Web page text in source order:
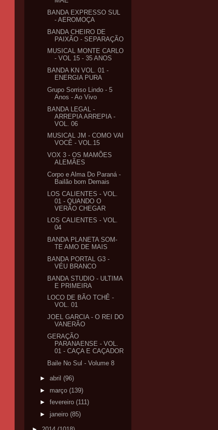
BANDA EXPRESSO SUL
- AEROMOÇA
BANDA CHEIRO DE
PAIXÃO - SEPARAÇÃO
MUSICAL MONTE CARLO
- VOL 15 - 35 ANOS
BANDA KN VOL. 01 -
ENERGIA PURA
Grupo Sorriso Lindo - 5
Anos - Ao Vivo
BANDA LEGAL -
ARREPIA ARREPIA -
VOL. 06
MUSICAL JM - COMO VAI
VOCÊ - VOL.15
VOX 3 - OS MAMÕES
ALEMÃES
Corpo e Alma Do Paraná -
Bailão bom Demais
LOS CALIENTES - VOL.
01 - QUANDO O
VERÃO CHEGAR
LOS CALIENTES - VOL.
04
BANDA PLANETA SOM-
TE AMO DE MAIS
BANDA PORTAL G3 -
VÉU BRANCO
BANDA STUDIO - ULTIMA
E PRIMEIRA
LOCO DE BÃO TCHÊ -
VOL. 01
JOEL GARCIA - O REI DO
VANERÃO
GERAÇÃO
PARANAENSE - VOL.
01 - CAÇA E CAÇADOR
Baile No Sul - Volume 8
► abril (96)
► março (139)
► fevereiro (111)
► janeiro (85)